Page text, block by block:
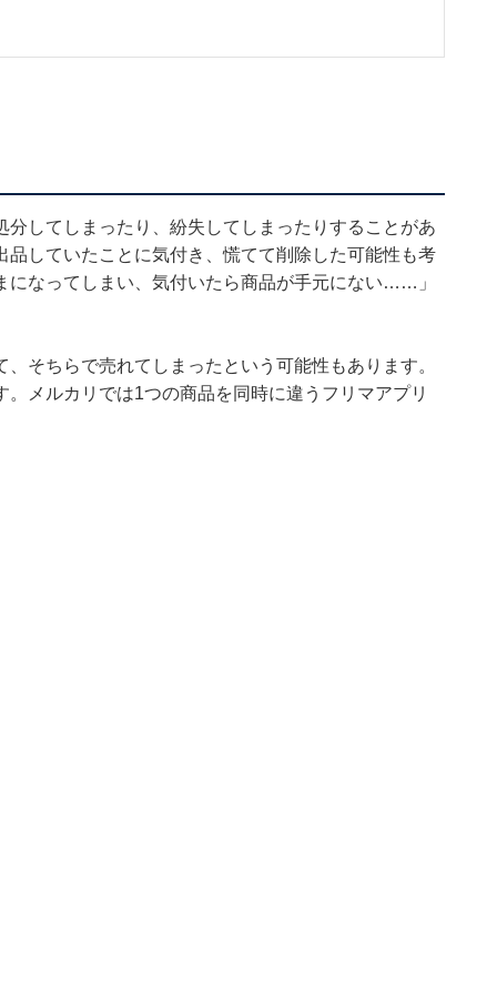
してしまったり、紛失してしまったりすることがあ
していたことに気付き、慌てて削除した可能性も考
になってしまい、気付いたら商品が手元にない……」
そちらで売れてしまったという可能性もあります。
メルカリでは1つの商品を同時に違うフリマアプリ